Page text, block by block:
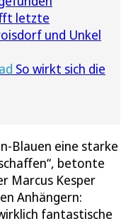
letzte
und Unkel
So wirkt sich die
Blauen eine starke
betonte
Marcus Kesper
Anhängern:
fantastische